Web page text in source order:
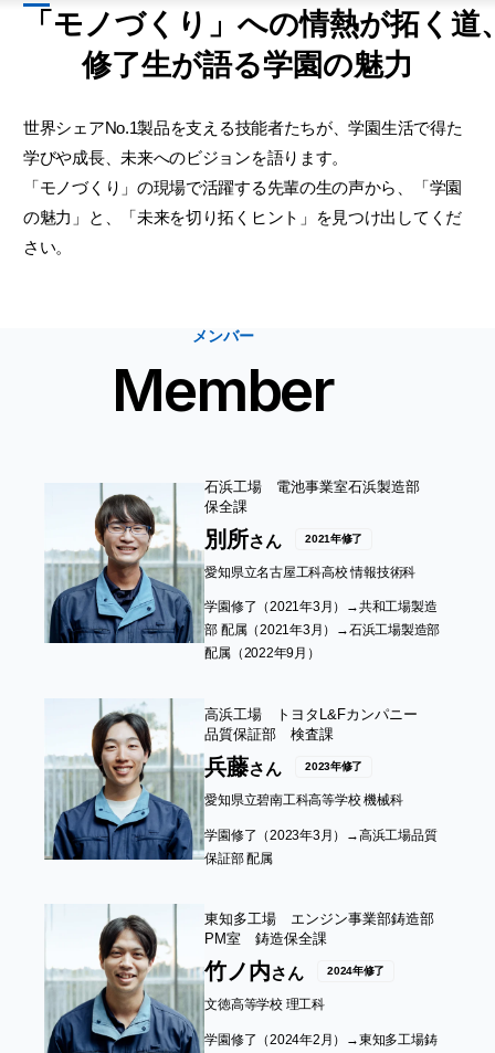
「モノづくり」への情熱が拓く道
修了生が語る学園の魅力
世界シェアNo.1製品を支える技能者たちが、学園生活で得た
学びや成長、未来へのビジョンを語ります。
「モノづくり」の現場で活躍する先輩の生の声から、「学園
の魅力」と、「未来を切り拓くヒント」を見つけ出してくだ
さい。
メンバー
Member
石浜工場 電池事業室石浜製造部
保全課
別所さん 2021年修了
愛知県立名古屋工科高校 情報技術科
学園修了（2021年3月）→共和工場製造
部 配属（2021年3月）→石浜工場製造部
配属（2022年9月）
高浜工場 トヨタL&Fカンパニー
品質保証部 検査課
兵藤さん 2023年修了
愛知県立碧南工科高等学校 機械科
学園修了（2023年3月）→高浜工場品質
保証部 配属
東知多工場 エンジン事業部鋳造部
PM室鋳造保全課
竹ノ内さん 2024年修了
文徳高等学校 理工科
学園修了（2024年2月）→東知多工場鋳